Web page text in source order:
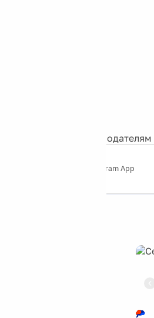
Рекламодателям
Telegram App